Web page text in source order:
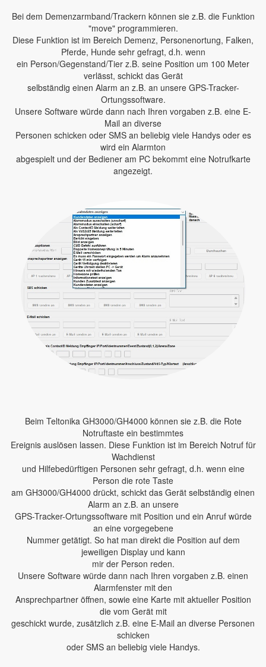
Bei dem Demenzarmband/Trackern können sie z.B. die Funktion
"move" programmieren.
Diese Funktion ist im Bereich Demenz, Personenortung, Falken,
Pferde, Hunde sehr gefragt, d.h. wenn
ein Person/Gegenstand/Tier z.B. seine Position um 100 Meter
verlässt, schickt das Gerät
selbständig einen Alarm an z.B. an unsere GPS-Tracker-
Ortungssoftware.
Unsere Software würde dann nach Ihren vorgaben z.B. eine E-
Mail an diverse
Personen schicken oder SMS an beliebig viele Handys oder es
wird ein Alarmton
abgespielt und der Bediener am PC bekommt eine Notrufkarte
angezeigt.
Beim Teltonika GH3000/GH4000 können sie z.B. die Rote
Notruftaste ein bestimmtes
Ereignis auslösen lassen. Diese Funktion ist im Bereich Notruf für
Wachdienst
und Hilfebedürftigen Personen sehr gefragt, d.h. wenn eine
Person die rote Taste
am GH3000/GH4000 drückt, schickt das Gerät selbständig einen
Alarm an z.B. an unsere
GPS-Tracker-Ortungssoftware mit Position und ein Anruf würde
an eine vorgegebene
Nummer getätigt. So hat man direkt die Position auf dem
jeweiligen Display und kann
mir der Person reden.
Unsere Software würde dann nach Ihren vorgaben z.B. einen
Alarmfenster mit den
Ansprechpartner öffnen, sowie eine Karte mit aktueller Position
die vom Gerät mit
geschickt wurde, zusätzlich z.B. eine E-Mail an diverse Personen
schicken
oder SMS an beliebig viele Handys.